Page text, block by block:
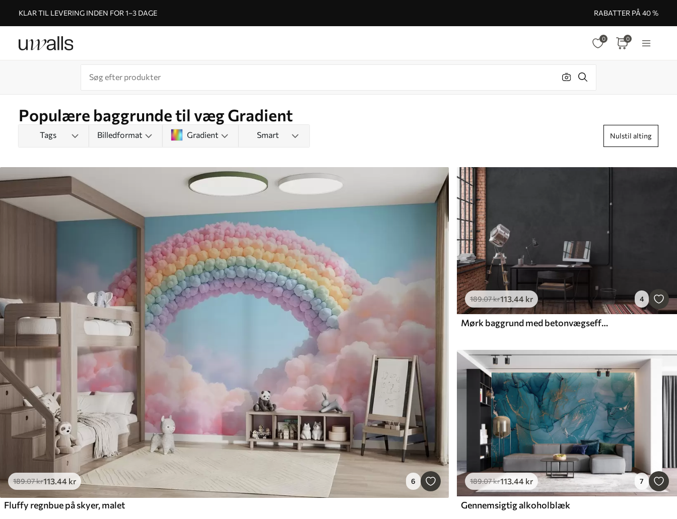
KLAR TIL LEVERING INDEN FOR 1–3 DAGE RABATTER PÅ 40 %
0 0
Populære baggrunde til væg Gradient
Tags Billedformat Gradient Smart Nulstil alting
189.07kr113.44 kr 6
Fluffy regnbue på skyer, malet
189.07kr113.44 kr 4
Mørk baggrund med betonvægseffekt
189.07kr113.44 kr 7
Gennemsigtig alkoholblæk